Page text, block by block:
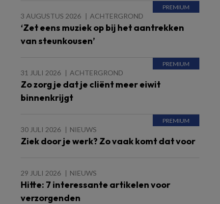
3 AUGUSTUS 2026 ACHTERGROND
‘Zet eens muziek op bij het aantrekken
van steunkousen’
31 JULI 2026 ACHTERGROND
Zo zorg je dat je cliënt meer eiwit
binnenkrijgt
30 JULI 2026 NIEUWS
Ziek door je werk? Zo vaak komt dat voor
29 JULI 2026 NIEUWS
Hitte: 7 interessante artikelen voor
verzorgenden